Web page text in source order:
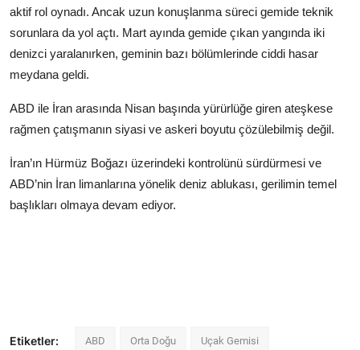
aktif rol oynadı. Ancak uzun konuşlanma süreci gemide teknik
sorunlara da yol açtı. Mart ayında gemide çıkan yangında iki
denizci yaralanırken, geminin bazı bölümlerinde ciddi hasar
meydana geldi.
ABD ile İran arasında Nisan başında yürürlüğe giren ateşkese
rağmen çatışmanın siyasi ve askeri boyutu çözülebilmiş değil.
İran’ın Hürmüz Boğazı üzerindeki kontrolünü sürdürmesi ve
ABD’nin İran limanlarına yönelik deniz ablukası, gerilimin temel
başlıkları olmaya devam ediyor.
Etiketler: ABD Orta Doğu Uçak Gemisi